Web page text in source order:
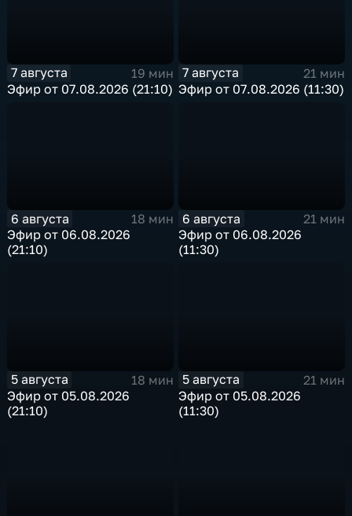
7 августа
19 мин
Эфир от 07.08.2026 (21:10)
7 августа
21 мин
Эфир от 07.08.2026 (11:30)
6 августа
18 мин
Эфир от 06.08.2026
(21:10)
6 августа
21 мин
Эфир от 06.08.2026
(11:30)
5 августа
18 мин
Эфир от 05.08.2026
(21:10)
5 августа
21 мин
Эфир от 05.08.2026
(11:30)